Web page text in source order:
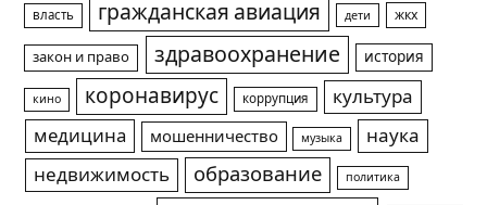
власть гражданская авиация дети жкх
закон и право здравоохранение история
кино коронавирус коррупция
культура
медицина
мошенничество музыка
наука
недвижимость
образование политика